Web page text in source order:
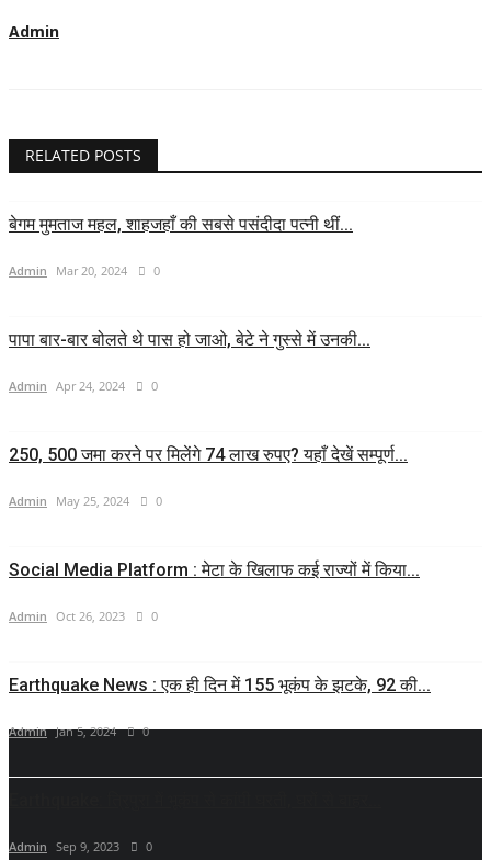
Admin
RELATED POSTS
बेगम मुमताज महल, शाहजहाँ की सबसे पसंदीदा पत्नी थीं...
Admin Mar 20, 2024 0
पापा बार-बार बोलते थे पास हो जाओ, बेटे ने गुस्से में उनकी...
Admin Apr 24, 2024 0
250, 500 जमा करने पर मिलेंगे 74 लाख रुपए? यहाँ देखें सम्पूर्ण...
Admin May 25, 2024 0
Social Media Platform : मेटा के खिलाफ कई राज्यों में किया...
Admin Oct 26, 2023 0
Earthquake News : एक ही दिन में 155 भूकंप के झटके, 92 की...
Admin Jan 5, 2024 0
Admin Sep 9, 2023 0